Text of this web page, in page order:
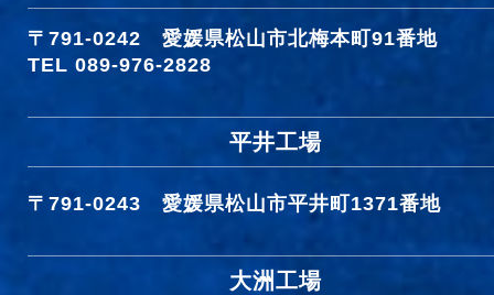
〒791-0242 愛媛県松山市北梅本町91番地
TEL 089-976-2828
平井工場
〒791-0243 愛媛県松山市平井町1371番地
大洲工場